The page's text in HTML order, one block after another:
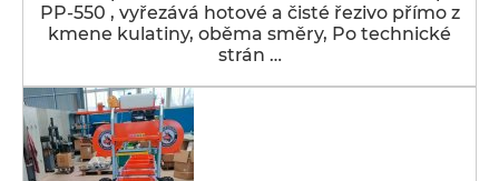
PP-550 , vyřezává hotové a čisté řezivo přímo z
kmene kulatiny, oběma směry, Po technické
strán …